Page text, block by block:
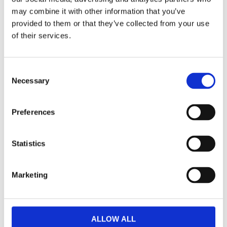
may combine it with other information that you’ve
provided to them or that they’ve collected from your use
of their services.
Selection
Necessary
Preferences
Statistics
Marketing
ALLOW ALL
Svart - Ljusgrå
106x35x45cm
Lägg till